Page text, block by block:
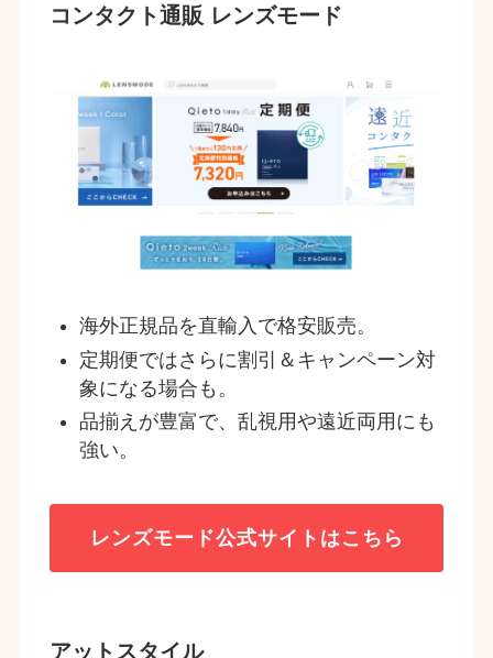
コンタクト通販 レンズモード
海外正規品を直輸入で格安販売。
定期便ではさらに割引＆キャンペーン対
象になる場合も。
品揃えが豊富で、乱視用や遠近両用にも
強い。
レンズモード公式サイトはこちら
アットスタイル